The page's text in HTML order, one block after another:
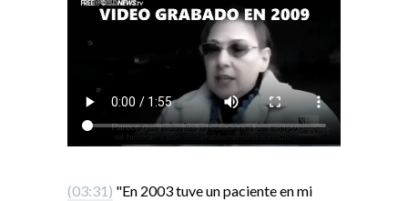
(03:31) "En 2003 tuve un paciente en mi